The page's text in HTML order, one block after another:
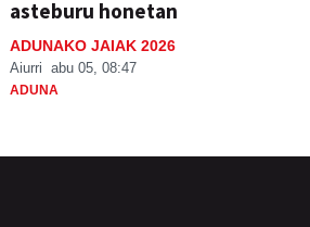
asteburu honetan
ADUNAKO JAIAK 2026
Aiurri abu 05, 08:47
ADUNA